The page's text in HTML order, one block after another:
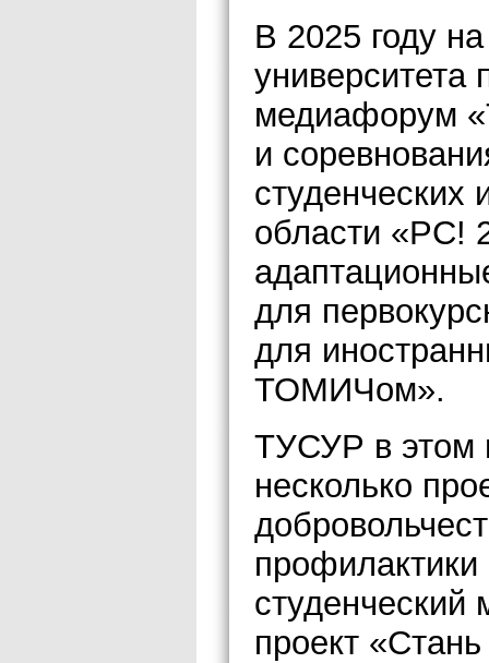
В 2025 году
университета
медиафорум
и
области «РС!
для
для
ТОМИЧом».
ТУСУР в этом
несколько
профилактики
проект